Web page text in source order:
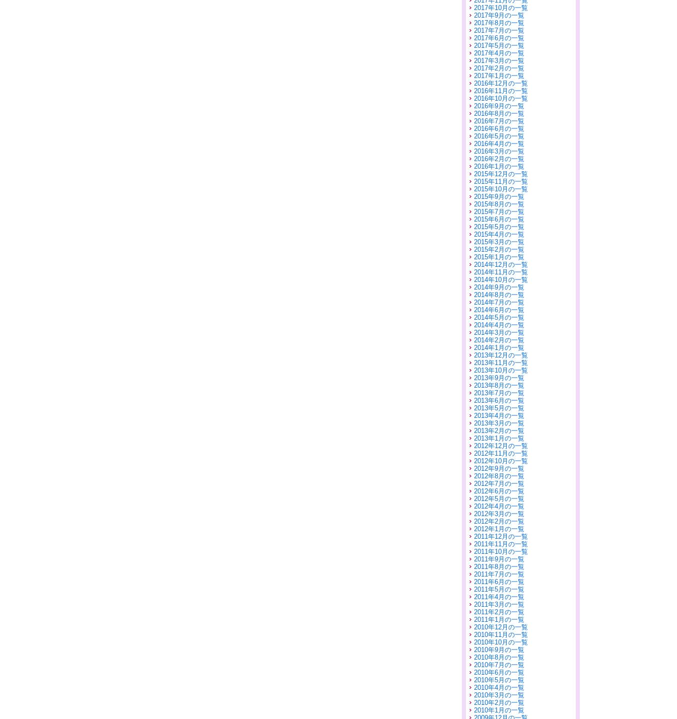
2017年10月の一覧
2017年9月の一覧
2017年8月の一覧
2017年7月の一覧
2017年6月の一覧
2017年5月の一覧
2017年4月の一覧
2017年3月の一覧
2017年2月の一覧
2017年1月の一覧
2016年12月の一覧
2016年11月の一覧
2016年10月の一覧
2016年9月の一覧
2016年8月の一覧
2016年7月の一覧
2016年6月の一覧
2016年5月の一覧
2016年4月の一覧
2016年3月の一覧
2016年2月の一覧
2016年1月の一覧
2015年12月の一覧
2015年11月の一覧
2015年10月の一覧
2015年9月の一覧
2015年8月の一覧
2015年7月の一覧
2015年6月の一覧
2015年5月の一覧
2015年4月の一覧
2015年3月の一覧
2015年2月の一覧
2015年1月の一覧
2014年12月の一覧
2014年11月の一覧
2014年10月の一覧
2014年9月の一覧
2014年8月の一覧
2014年7月の一覧
2014年6月の一覧
2014年5月の一覧
2014年4月の一覧
2014年3月の一覧
2014年2月の一覧
2014年1月の一覧
2013年12月の一覧
2013年11月の一覧
2013年10月の一覧
2013年9月の一覧
2013年8月の一覧
2013年7月の一覧
2013年6月の一覧
2013年5月の一覧
2013年4月の一覧
2013年3月の一覧
2013年2月の一覧
2013年1月の一覧
2012年12月の一覧
2012年11月の一覧
2012年10月の一覧
2012年9月の一覧
2012年8月の一覧
2012年7月の一覧
2012年6月の一覧
2012年5月の一覧
2012年4月の一覧
2012年3月の一覧
2012年2月の一覧
2012年1月の一覧
2011年12月の一覧
2011年11月の一覧
2011年10月の一覧
2011年9月の一覧
2011年8月の一覧
2011年7月の一覧
2011年6月の一覧
2011年5月の一覧
2011年4月の一覧
2011年3月の一覧
2011年2月の一覧
2011年1月の一覧
2010年12月の一覧
2010年11月の一覧
2010年10月の一覧
2010年9月の一覧
2010年8月の一覧
2010年7月の一覧
2010年6月の一覧
2010年5月の一覧
2010年4月の一覧
2010年3月の一覧
2010年2月の一覧
2010年1月の一覧